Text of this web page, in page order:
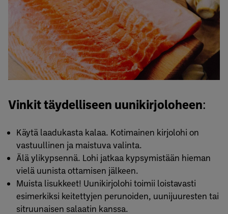
Vinkit täydelliseen uunikirjoloheen:
Käytä laadukasta kalaa. Kotimainen kirjolohi on
vastuullinen ja maistuva valinta.
Älä ylikypsennä. Lohi jatkaa kypsymistään hieman
vielä uunista ottamisen jälkeen.
Muista lisukkeet! Uunikirjolohi toimii loistavasti
esimerkiksi keitettyjen perunoiden, uunijuuresten tai
sitruunaisen salaatin kanssa.